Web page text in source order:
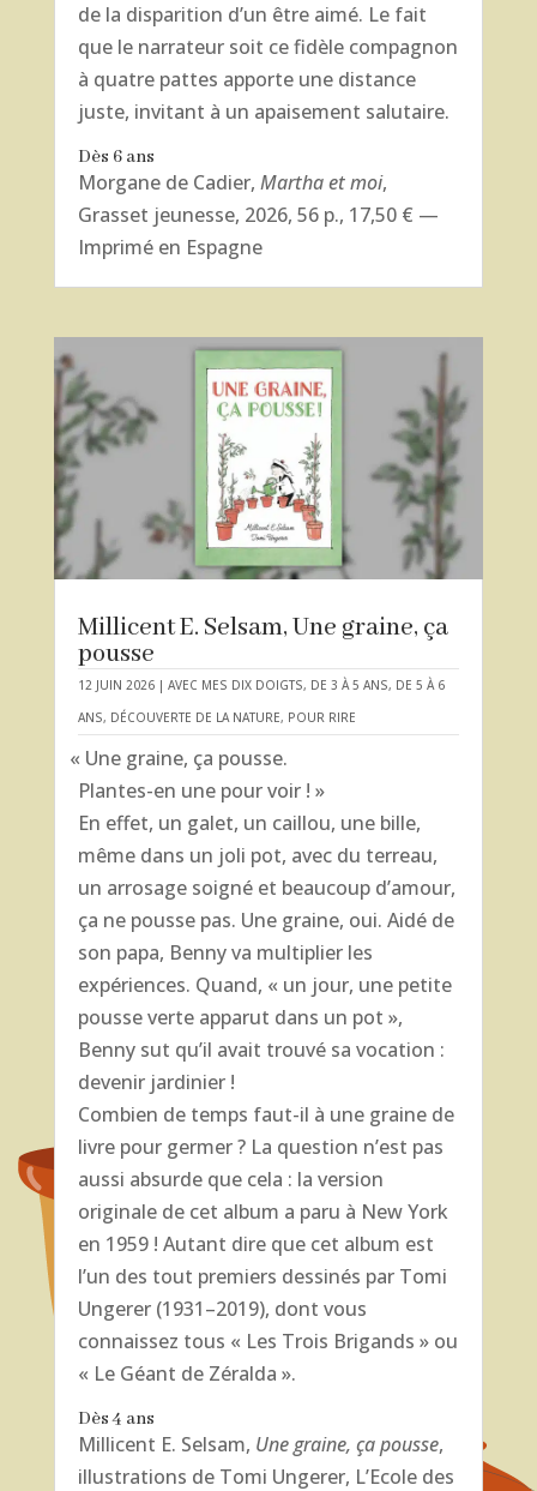
de la disparition d’un être aimé. Le fait
que le narrateur soit ce fidèle compagnon
à quatre pattes apporte une distance
juste, invitant à un apaisement salutaire.
Dès 6 ans
Morgane de Cadier, Martha et moi,
Grasset jeunesse, 2026, 56 p., 17,50 € —
Imprimé en Espagne
Millicent E. Selsam, Une graine, ça
pousse
12 JUIN 2026| AVEC MES DIX DOIGTS, DE 3 À 5 ANS, DE 5 À 6
ANS, DÉCOUVERTE DE LA NATURE, POUR RIRE
« Une graine, ça pousse.
Plantes-en une pour voir ! »
En effet, un galet, un caillou, une bille,
même dans un joli pot, avec du terreau,
un arrosage soigné et beaucoup d’amour,
ça ne pousse pas. Une graine, oui. Aidé de
son papa, Benny va multiplier les
expériences. Quand, « un jour, une petite
pousse verte apparut dans un pot »,
Benny sut qu’il avait trouvé sa vocation :
devenir jardinier !
Combien de temps faut-il à une graine de
livre pour germer ? La question n’est pas
aussi absurde que cela : la version
originale de cet album a paru à New York
en 1959 ! Autant dire que cet album est
l’un des tout premiers dessinés par Tomi
Ungerer (1931–2019), dont vous
connaissez tous « Les Trois Brigands » ou
« Le Géant de Zéralda ».
Dès 4 ans
Millicent E. Selsam, Une graine, ça pousse,
illustrations de Tomi Ungerer, L’Ecole des